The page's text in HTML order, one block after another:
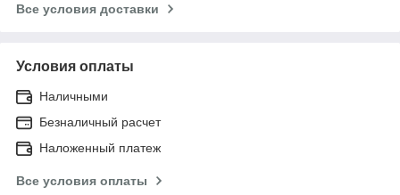
Все условия доставки
Условия оплаты
Наличными
Безналичный расчет
Наложенный платеж
Все условия оплаты